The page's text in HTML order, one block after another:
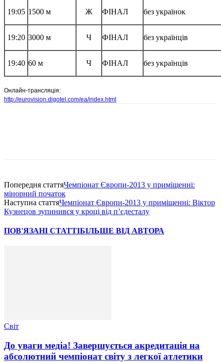
19:05 1500 м Ж ФІНАЛ без українок
19:20 3000 м Ч ФІНАЛ без українців
19:40 60 м Ч ФІНАЛ без українців
Онлайн-трансляція:
http://eurovision.digotel.com/ea/index.html
Попередня статтяЧемпіонат Європи-2013 у приміщенні:
мінорний початок
Наступна статтяЧемпіонат Європи-2013 у приміщенні: Віктор
Кузнецов зупинився у кроці від п’єдесталу
ПОВ'ЯЗАНІ СТАТТІБІЛЬШЕ ВІД АВТОРА
Світ
До уваги медіа! Завершується акредитація на
абсолютний чемпіонат світу з легкої атлетики